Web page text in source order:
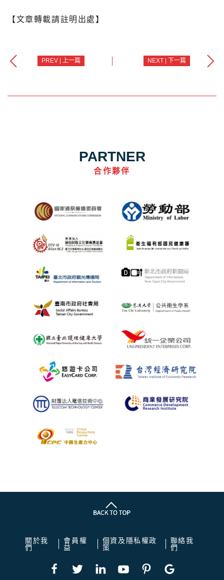
【文章轉載請註明出處】
PREV | 上一篇 NEXT | 下一篇
PARTNER
合作夥伴
關於我
們
會員權
益
個資及隱私權政
策
聯絡我
們